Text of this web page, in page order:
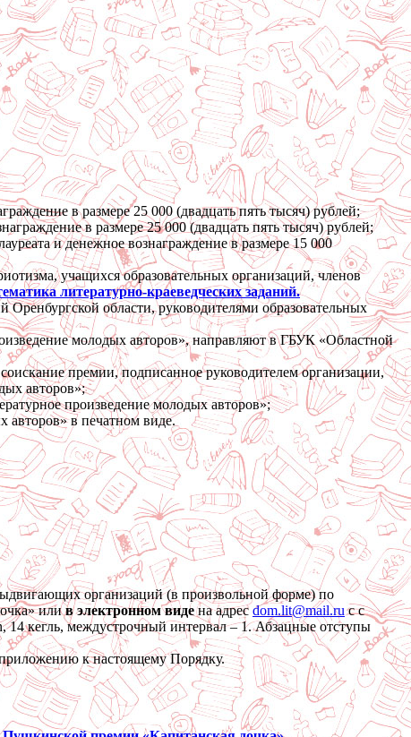
в размере 25 000 (двадцать пять тысяч) рублей;
в размере 25 000 (двадцать пять тысяч) рублей;
и денежное вознаграждение в размере 15 000
учащихся образовательных организаций, членов
литературно-краеведческих заданий.
области, руководителями образовательных
молодых авторов», направляют в ГБУК «Областной
премии, подписанное руководителем организации,
авторов»;
произведение молодых авторов»;
авторов» в печатном виде.
организаций (в произвольной форме) по
илив электронном видена адрес dom.lit@mail.ruс с
кегль, междустрочный интервал – 1. Абзацные отступы
приложению к настоящему Порядку.